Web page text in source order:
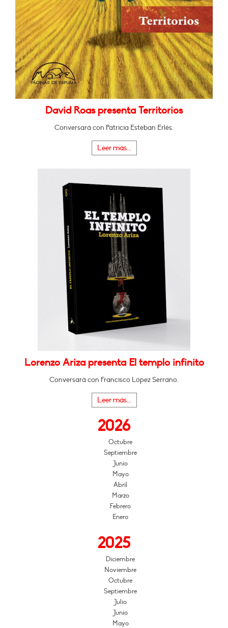
David Roas presenta Territorios
Conversará con Patricia Esteban Erlés.
Leer más...
Lorenzo Ariza presenta El templo infinito
Conversará con Francisco López Serrano.
Leer más...
2026
Octubre
Septiembre
Junio
Mayo
Abril
Marzo
Febrero
Enero
2025
Diciembre
Noviembre
Octubre
Septiembre
Julio
Junio
Mayo